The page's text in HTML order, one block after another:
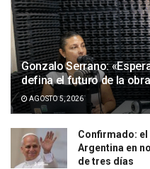
Gonzalo Serrano:
defina el futuro de la
AGOSTO 5, 2026
Confirmado: el
Argentina en
de tres días